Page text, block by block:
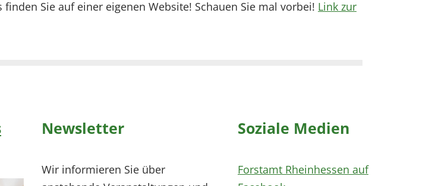
Sie auf einer eigenen Website! Schauen Sie mal vorbei! Link zur
Newsletter
Wir informieren Sie über
Soziale Medien
Forstamt Rheinhessen auf